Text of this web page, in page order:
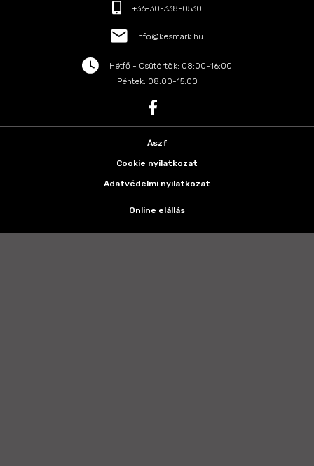
+36-30-338-0530
info@kesmark.hu
Hétfő - Csütörtök: 08:00-16:00
Péntek: 08:00-15:00
Ászf
Cookie nyilatkozat
Adatvédelmi nyilatkozat
Online elállás